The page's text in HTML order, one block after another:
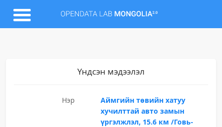
Үндсэн мэдээлэл
Нэр
Аймгийн төвийн хатуу
хучилттай авто замын
үргэлжлэл, 15.6 км /Говь-